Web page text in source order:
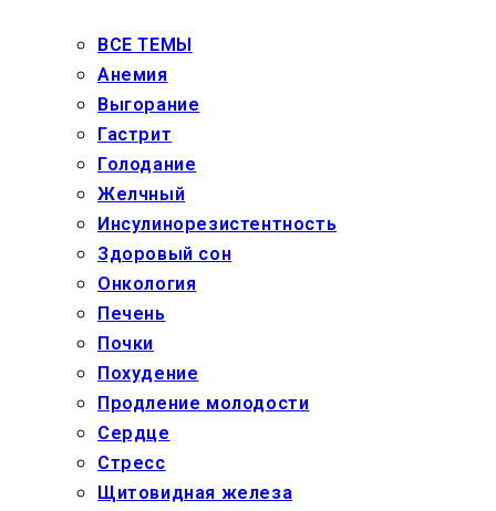
ВСЕ ТЕМЫ
Анемия
Выгорание
Гастрит
Голодание
Желчный
Инсулинорезистентность
Здоровый сон
Онкология
Печень
Почки
Похудение
Продление молодости
Сердце
Стресс
Щитовидная железа